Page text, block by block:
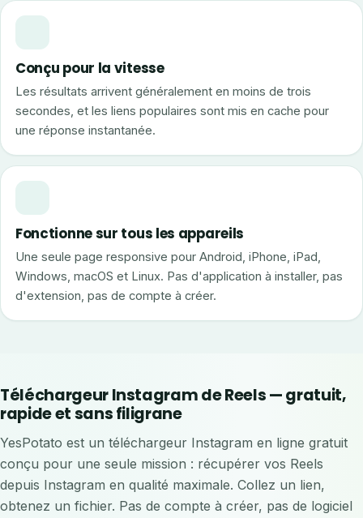
Conçu pour la vitesse
Les résultats arrivent généralement en moins de trois
secondes, et les liens populaires sont mis en cache pour
une réponse instantanée.
Fonctionne sur tous les appareils
Une seule page responsive pour Android, iPhone, iPad,
Windows, macOS et Linux. Pas d'application à installer, pas
d'extension, pas de compte à créer.
Téléchargeur Instagram de Reels — gratuit,
rapide et sans filigrane
YesPotato est un téléchargeur Instagram en ligne gratuit
conçu pour une seule mission : récupérer vos Reels
depuis Instagram en qualité maximale. Collez un lien,
obtenez un fichier. Pas de compte à créer, pas de logiciel